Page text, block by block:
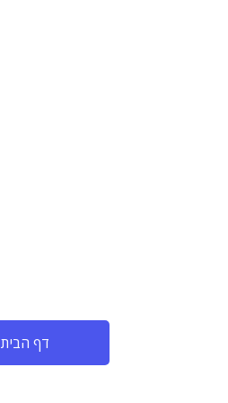
דף הבית